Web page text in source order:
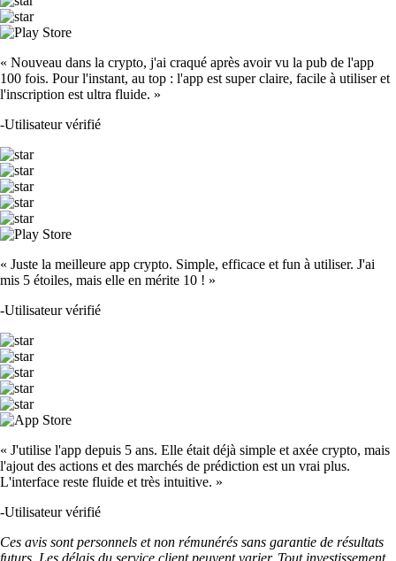
« Nouveau dans la crypto, j'ai craqué après avoir vu la pub de l'app
100 fois. Pour l'instant, au top : l'app est super claire, facile à utiliser et
l'inscription est ultra fluide. »
-Utilisateur vérifié
« Juste la meilleure app crypto. Simple, efficace et fun à utiliser. J'ai
mis 5 étoiles, mais elle en mérite 10 ! »
-Utilisateur vérifié
« J'utilise l'app depuis 5 ans. Elle était déjà simple et axée crypto, mais
l'ajout des actions et des marchés de prédiction est un vrai plus.
L'interface reste fluide et très intuitive. »
-Utilisateur vérifié
Ces avis sont personnels et non rémunérés sans garantie de résultats
futurs. Les délais du service client peuvent varier. Tout investissement